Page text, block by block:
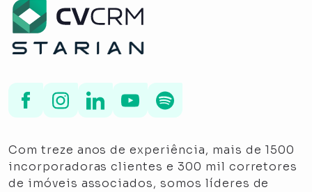
Com treze anos de experiência, mais de 1500
incorporadoras clientes e 300 mil corretores
de imóveis associados, somos líderes de